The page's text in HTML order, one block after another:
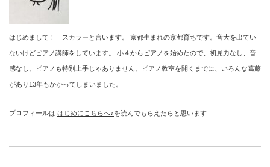
はじめまして！ スカラーと言います。 京都生まれの京都育ちです。音大を出てい
ないけどピアノ講師をしています。 小４からピアノを始めたので、初見力なし、音
感なし。ピアノも特別上手じゃありません。ピアノ教室を開くまでに、いろんな葛藤
があり13年もかかってしまいました。
プロフィールは はじめにこちらへ♪を読んでもらえたらと思います